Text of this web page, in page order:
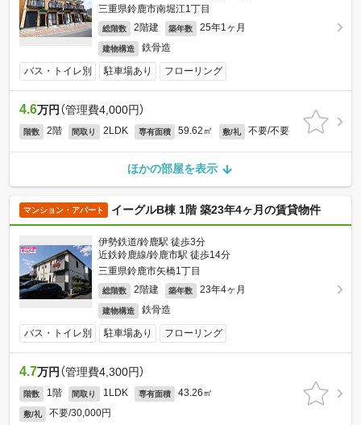
三重県鈴鹿市南堀江1丁目
総階数 2階建 築年数 25年1ヶ月
建物構造 鉄骨造
バス・トイレ別 駐車場あり フローリング
4.6万円 （管理費4,000円）
階数 2階 間取り 2LDK 専有面積 59.62㎡ 敷/礼 不要/不要
ほかの部屋を表示
マンション・アパート イーグルB棟 1階 築23年4ヶ月の賃貸物件
伊勢鉄道/鈴鹿駅 徒歩3分
近鉄鈴鹿線/鈴鹿市駅 徒歩14分
三重県鈴鹿市矢橋1丁目
総階数 2階建 築年数 23年4ヶ月
建物構造 鉄骨造
バス・トイレ別 駐車場あり フローリング
4.7万円 （管理費4,300円）
階数 1階 間取り 1LDK 専有面積 43.26㎡
敷/礼 不要/30,000円